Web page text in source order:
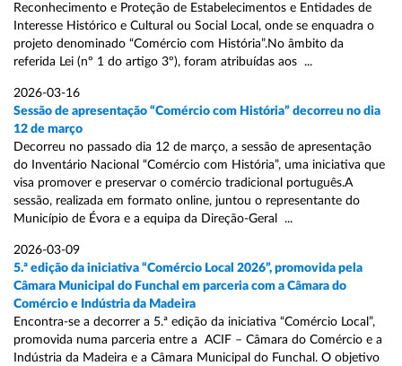
Reconhecimento e Proteção de Estabelecimentos e Entidades de
Interesse Histórico e Cultural ou Social Local, onde se enquadra o
projeto denominado “Comércio com História”.No âmbito da
referida Lei (nº 1 do artigo 3º), foram atribuídas aos ...
2026-03-16
Sessão de apresentação “Comércio com História” decorreu no dia
12 de março
Decorreu no passado dia 12 de março, a sessão de apresentação
do Inventário Nacional “Comércio com História”, uma iniciativa que
visa promover e preservar o comércio tradicional português.A
sessão, realizada em formato online, juntou o representante do
Município de Évora e a equipa da Direção-Geral ...
2026-03-09
5.ª edição da iniciativa “Comércio Local 2026”, promovida pela
Câmara Municipal do Funchal em parceria com a Câmara do
Comércio e Indústria da Madeira
Encontra-se a decorrer a 5.ª edição da iniciativa “Comércio Local”,
promovida numa parceria entre a ACIF – Câmara do Comércio e a
Indústria da Madeira e a Câmara Municipal do Funchal. O objetivo